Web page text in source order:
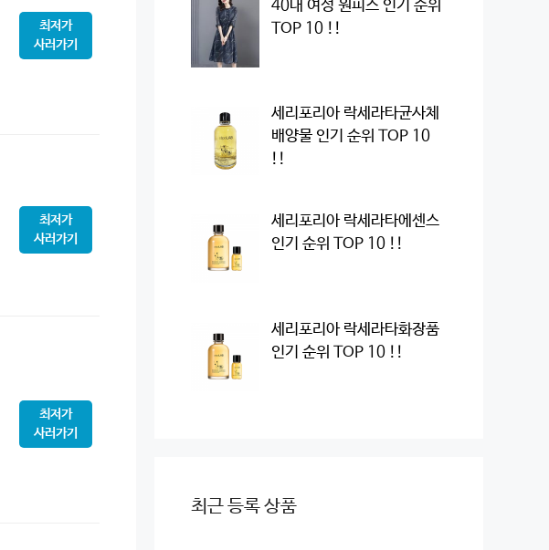
최저가
사러가기
최저가
사러가기
최저가
사러가기
40대 여성 원피스 인기 순위
TOP 10 !!
세리포리아 락세라타균사체
배양물 인기 순위 TOP 10
!!
세리포리아 락세라타에센스
인기 순위 TOP 10 !!
세리포리아 락세라타화장품
인기 순위 TOP 10 !!
최근 등록 상품